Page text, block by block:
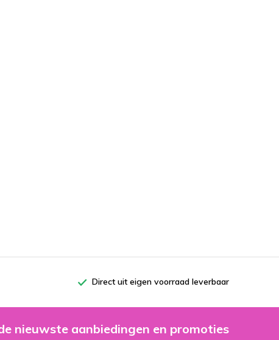
Direct uit eigen voorraad leverbaar
nieuwste aanbiedingen en promoties